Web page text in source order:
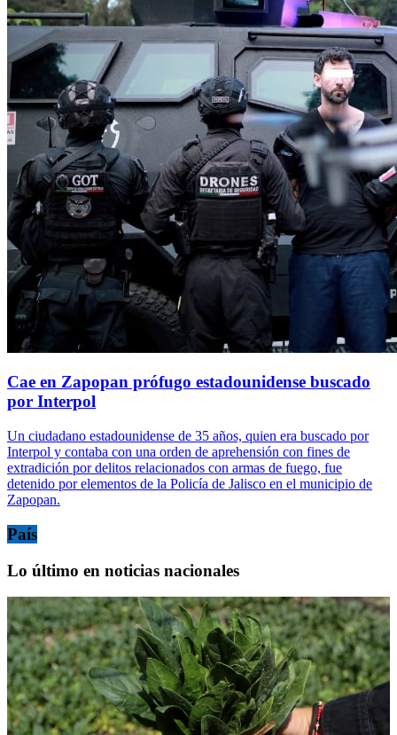
Cae en Zapopan prófugo estadounidense buscado
por Interpol
Un ciudadano estadounidense de 35 años, quien era buscado por
Interpol y contaba con una orden de aprehensión con fines de
extradición por delitos relacionados con armas de fuego, fue
detenido por elementos de la Policía de Jalisco en el municipio de
Zapopan.
País
Lo último en noticias nacionales